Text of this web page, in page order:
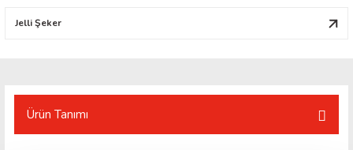
Jelli Şeker
Ürün Tanımı